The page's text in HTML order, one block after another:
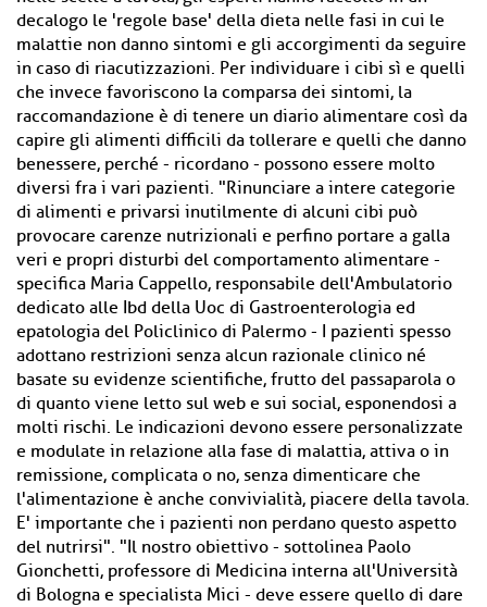
decalogo le 'regole base' della dieta nelle fasi in cui le
malattie non danno sintomi e gli accorgimenti da seguire
in caso di riacutizzazioni. Per individuare i cibi sì e quelli
che invece favoriscono la comparsa dei sintomi, la
raccomandazione è di tenere un diario alimentare così da
capire gli alimenti difficili da tollerare e quelli che danno
benessere, perché - ricordano - possono essere molto
diversi fra i vari pazienti. "Rinunciare a intere categorie
di alimenti e privarsi inutilmente di alcuni cibi può
provocare carenze nutrizionali e perfino portare a galla
veri e propri disturbi del comportamento alimentare -
specifica Maria Cappello, responsabile dell'Ambulatorio
dedicato alle Ibd della Uoc di Gastroenterologia ed
epatologia del Policlinico di Palermo - I pazienti spesso
adottano restrizioni senza alcun razionale clinico né
basate su evidenze scientifiche, frutto del passaparola o
di quanto viene letto sul web e sui social, esponendosi a
molti rischi. Le indicazioni devono essere personalizzate
e modulate in relazione alla fase di malattia, attiva o in
remissione, complicata o no, senza dimenticare che
l'alimentazione è anche convivialità, piacere della tavola.
E' importante che i pazienti non perdano questo aspetto
del nutrirsi". "Il nostro obiettivo - sottolinea Paolo
Gionchetti, professore di Medicina interna all'Università
di Bologna e specialista Mici - deve essere quello di dare